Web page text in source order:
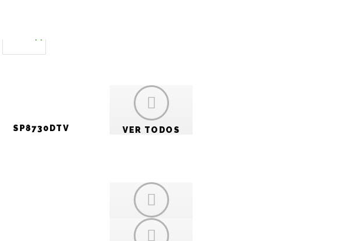
SP8730DTV VER TODOS
VER TODOS